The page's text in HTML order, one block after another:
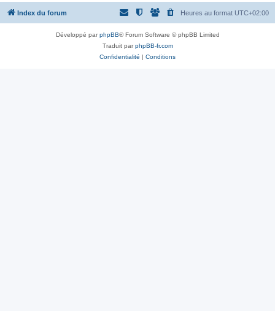
Index du forum Heures au format UTC+02:00
Développé parphpBB® Forum Software © phpBB Limited
Traduit parphpBB-fr.com
Confidentialité | Conditions